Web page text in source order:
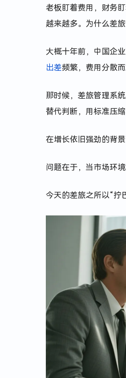
老板盯着费用，财务
越来越多。为什么差
大概十年前，中国企
出差频繁，费用分散
那时候，差旅管理系
替代判断，用标准压缩
在增长依旧强劲的背
问题在于，当市场环
今天的差旅之所以“拧